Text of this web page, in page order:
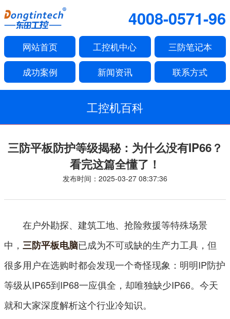
4008-0571-96
网站首页 工控机中心 三防笔记本
成功案例 新闻资讯 联系方式
工控机百科
三防平板防护等级揭秘：为什么没有IP66？
看完这篇全懂了！
发布时间：2025-03-27 08:37:36
在户外勘探、建筑工地、抢险救援等特殊场景
中， 三防平板电脑已成为不可或缺的生产力工具，但
很多用户在选购时都会发现一个奇怪现象：明明IP防护
等级从IP65到IP68一应俱全，却唯独缺少IP66。今天
就和大家深度解析这个行业冷知识。